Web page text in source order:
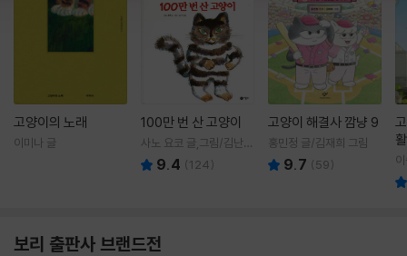
고양이의 노래
이미나 글
100만 번 산 고양이
사노 요코 글,그림/김난주
역 9.4 (124)
고양이 해결사 깜냥 9
홍민정 글/김재희 그림
9.7 (59)
보리 출판사 브랜드전